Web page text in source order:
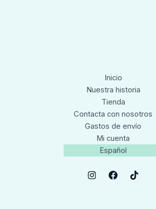
Inicio
Nuestra historia
Tienda
Contacta con nosotros
Gastos de envío
Mi cuenta
Español